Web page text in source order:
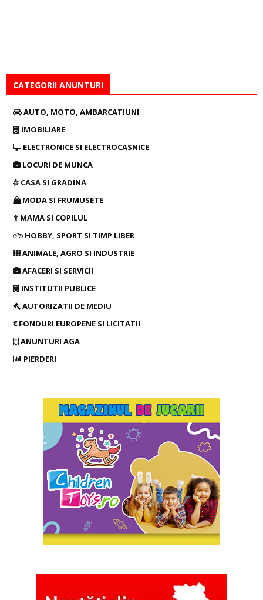
CATEGORII ANUNTURI
AUTO, MOTO, AMBARCATIUNI
IMOBILIARE
ELECTRONICE SI ELECTROCASNICE
LOCURI DE MUNCA
CASA SI GRADINA
MODA SI FRUMUSETE
MAMA SI COPILUL
HOBBY, SPORT SI TIMP LIBER
ANIMALE, AGRO SI INDUSTRIE
AFACERI SI SERVICII
INSTITUTII PUBLICE
AUTORIZATII DE MEDIU
FONDURI EUROPENE SI LICITATII
ANUNTURI AGA
PIERDERI